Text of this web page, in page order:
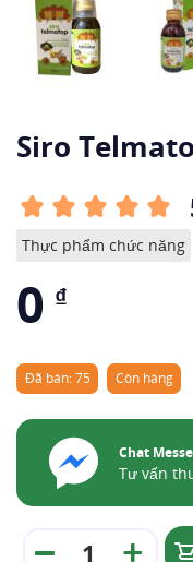
Siro
Thực phẩm chức năng
0 ₫
Đã bán: 75 Còn hàng
Chat
Tư vấn